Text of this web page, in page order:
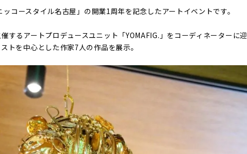
ースタイル名古屋」の開業1周年を記念したアートイベントです。
するアートプロデュースユニット「YOMAFIG.」をコーディネーターに迎
トを中心とした作家7人の作品を展示。